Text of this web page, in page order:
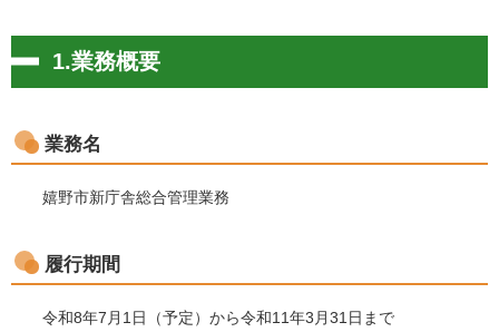
1.業務概要
業務名
嬉野市新庁舎総合管理業務
履行期間
令和8年7月1日（予定）から令和11年3月31日まで